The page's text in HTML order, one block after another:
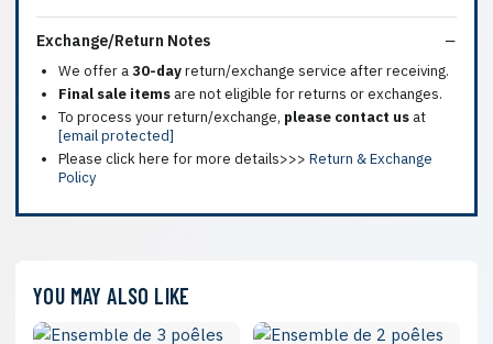
Exchange/Return Notes
We offer a30-dayreturn/exchange service after receiving.
Final sale items are not eligible for returns or exchanges.
To process your return/exchange, please contact us at
[email protected]
Please click here for more details>>> Return & Exchange
Policy
YOU MAY ALSO LIKE